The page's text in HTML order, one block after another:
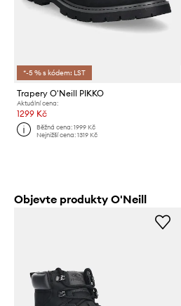
*-5 % s kódem: LST
Trapery O'Neill PIKKO
Aktuální cena:
1299 Kč
Běžná cena:1999 Kč
Nejnižší cena:1319 Kč
Objevte produkty O'Neill